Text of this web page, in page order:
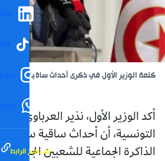
تم نسخ الرابط
كلمة الوزير الأول في ذكرى أحداث ساقية سيدي
أكد الوزير الأول، نذير العرباوي،
التونسية، أن أحداث ساقية
الذاكرة الجماعية للشعبين